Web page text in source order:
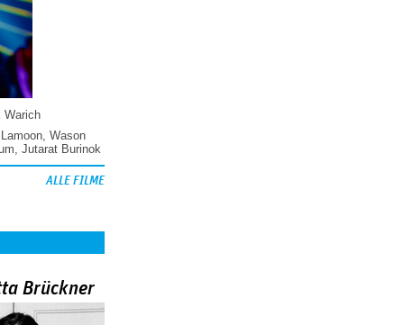
Warich
Wason
Jutarat Burinok
ALLE FILME
Brückner